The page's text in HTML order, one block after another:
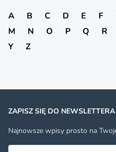
A B C D E F
M
N O P Q R
Y
Z
ZAPISZ SIĘ DO NEWSLETTERA
Najnowsze wpisy prosto na